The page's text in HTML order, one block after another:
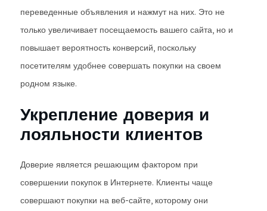
переведенные объявления и нажмут на них. Это не
только увеличивает посещаемость вашего сайта, но и
повышает вероятность конверсий, поскольку
посетителям удобнее совершать покупки на своем
родном языке.
Укрепление доверия и
лояльности клиентов
Доверие является решающим фактором при
совершении покупок в Интернете. Клиенты чаще
совершают покупки на веб-сайте, которому они